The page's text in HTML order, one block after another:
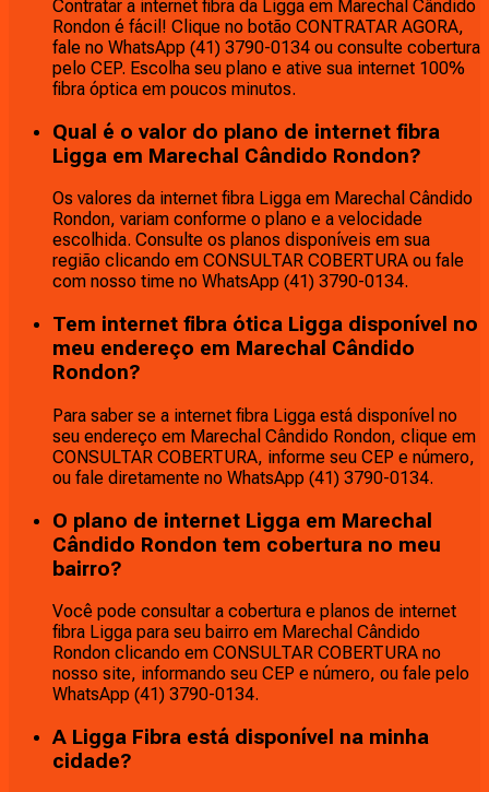
Contratar a internet fibra da Ligga em Marechal Cândido
Rondon é fácil! Clique no botão CONTRATAR AGORA,
fale no WhatsApp (41) 3790-0134 ou consulte cobertura
pelo CEP. Escolha seu plano e ative sua internet 100%
fibra óptica em poucos minutos.
Qual é o valor do plano de internet fibra
Ligga em Marechal Cândido Rondon?
Os valores da internet fibra Ligga em Marechal Cândido
Rondon, variam conforme o plano e a velocidade
escolhida. Consulte os planos disponíveis em sua
região clicando em CONSULTAR COBERTURA ou fale
com nosso time no WhatsApp (41) 3790-0134.
Tem internet fibra ótica Ligga disponível no
meu endereço em Marechal Cândido
Rondon?
Para saber se a internet fibra Ligga está disponível no
seu endereço em Marechal Cândido Rondon, clique em
CONSULTAR COBERTURA, informe seu CEP e número,
ou fale diretamente no WhatsApp (41) 3790-0134.
O plano de internet Ligga em Marechal
Cândido Rondon tem cobertura no meu
bairro?
Você pode consultar a cobertura e planos de internet
fibra Ligga para seu bairro em Marechal Cândido
Rondon clicando em CONSULTAR COBERTURA no
nosso site, informando seu CEP e número, ou fale pelo
WhatsApp (41) 3790-0134.
A Ligga Fibra está disponível na minha
cidade?